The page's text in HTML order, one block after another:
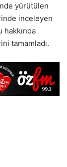
yürütülen
inceleyen
tamamladı.